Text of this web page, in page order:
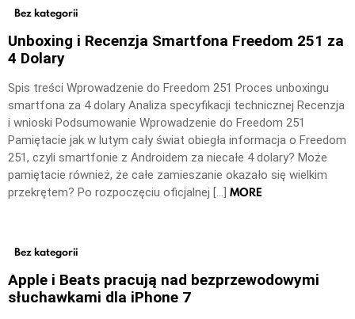
Bez kategorii
Unboxing i Recenzja Smartfona Freedom 251 za
4 Dolary
Spis treści Wprowadzenie do Freedom 251 Proces unboxingu
smartfona za 4 dolary Analiza specyfikacji technicznej Recenzja
i wnioski Podsumowanie Wprowadzenie do Freedom 251
Pamiętacie jak w lutym cały świat obiegła informacja o Freedom
251, czyli smartfonie z Androidem za niecałe 4 dolary? Może
pamiętacie również, że całe zamieszanie okazało się wielkim
przekrętem? Po rozpoczęciu oficjalnej […] MORE
Bez kategorii
Apple i Beats pracują nad bezprzewodowymi
słuchawkami dla iPhone 7